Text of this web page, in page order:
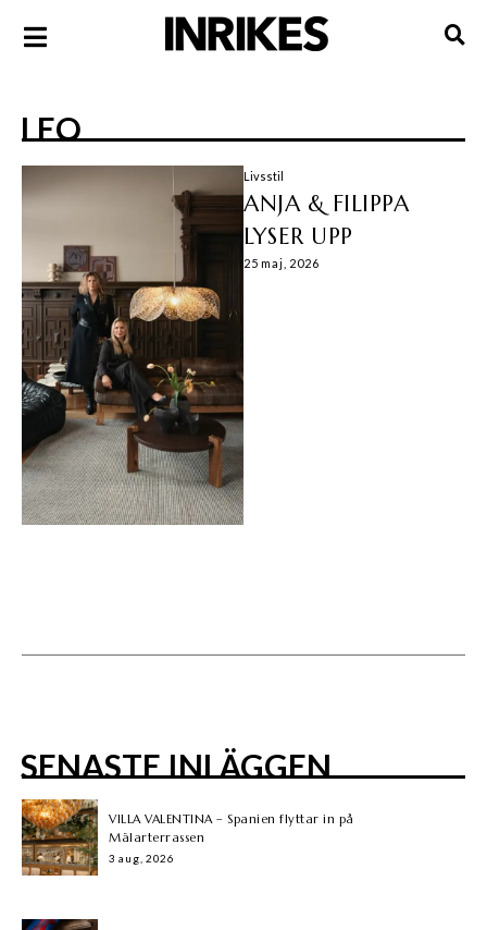
LEO
Livsstil
ANJA & FILIPPA
LYSER UPP
25 maj, 2026
SENASTE INLÄGGEN
VILLA VALENTINA – Spanien flyttar in på
Mälarterrassen
3 aug, 2026